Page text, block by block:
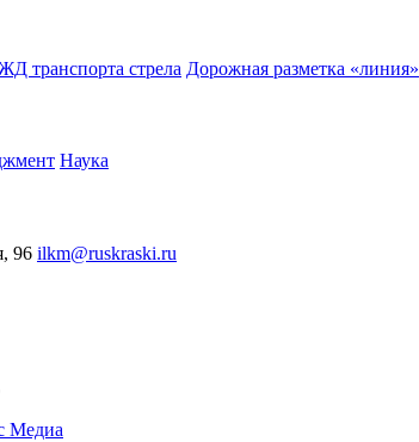
транспорта стрела Дорожная разметка «линия»
Наука
96 ilkm@ruskraski.ru